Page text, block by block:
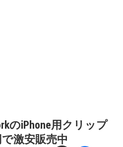
のiPhone用クリップ
激安販売中